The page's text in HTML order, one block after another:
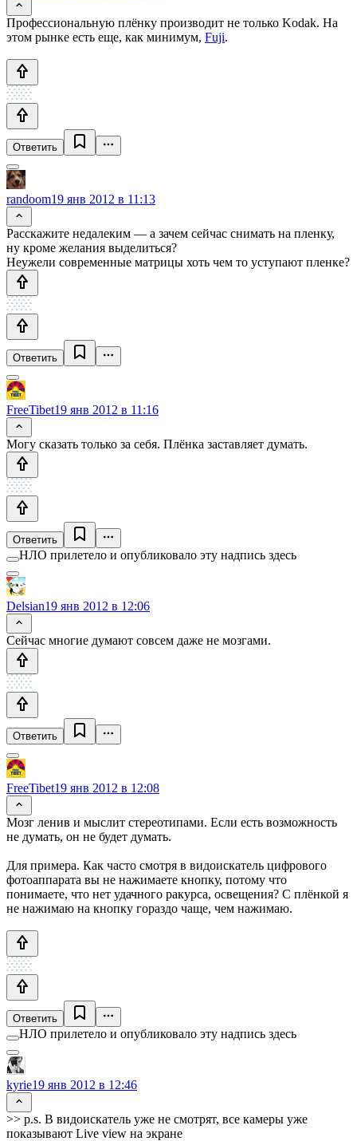
Профессиональную плёнку производит не только Kodak. На
этом рынке есть еще, как минимум, Fuji.
Ответить
randoom19 янв 2012 в 11:13
Расскажите недалеким — а зачем сейчас снимать на пленку,
ну кроме желания выделиться?
Неужели современные матрицы хоть чем то уступают пленке?
Ответить
FreeTibet19 янв 2012 в 11:16
Могу сказать только за себя. Плёнка заставляет думать.
Ответить
НЛО прилетело и опубликовало эту надпись здесь
Delsian19 янв 2012 в 12:06
Сейчас многие думают совсем даже не мозгами.
Ответить
FreeTibet19 янв 2012 в 12:08
Мозг ленив и мыслит стереотипами. Если есть возможность
не думать, он не будет думать.
Для примера. Как часто смотря в видоискатель цифрового
фотоаппарата вы не нажимаете кнопку, потому что
понимаете, что нет удачного ракурса, освещения? С плёнкой я
не нажимаю на кнопку гораздо чаще, чем нажимаю.
Ответить
НЛО прилетело и опубликовало эту надпись здесь
kyrie19 янв 2012 в 12:46
>> p.s. В видоискатель уже не смотрят, все камеры уже
показывают Live view на экране